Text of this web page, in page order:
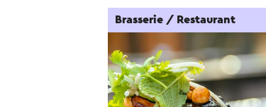
Brasserie / Restaurant